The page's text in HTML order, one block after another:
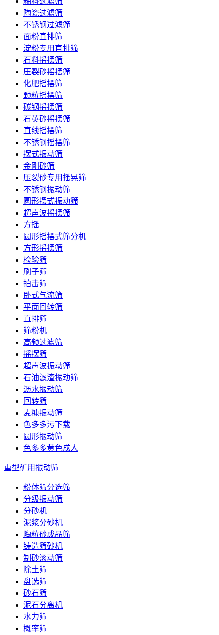
陶瓷过滤筛
不锈钢过滤筛
面粉直排筛
淀粉专用直排筛
石料摇摆筛
压裂砂摇摆筛
化肥摇摆筛
颗粒摇摆筛
碳钢摇摆筛
石英砂摇摆筛
直线摇摆筛
不锈钢摇摆筛
摆式振动筛
金刚砂筛
压裂砂专用摇晃筛
不锈钢振动筛
圆形摆式振动筛
超声波摇摆筛
方摇
圆形摇摆式筛分机
方形摇摆筛
检验筛
刷子筛
拍击筛
卧式气流筛
平面回转筛
直排筛
筛粉机
高频过滤筛
摇摆筛
超声波振动筛
石油滤渣振动筛
沥水振动筛
回转筛
麦糠振动筛
色多多污下载
圆形振动筛
色多多黄色成人
重型矿用振动筛
粉体筛分选筛
分级振动筛
分砂机
泥浆分砂机
陶粒砂成品筛
铸造筛砂机
制砂滚动筛
除土筛
盘选筛
砂石筛
泥石分离机
水力筛
概率筛